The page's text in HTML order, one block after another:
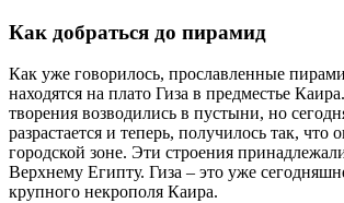
Как добраться до пирамид
Как уже говорилось, прославленные
находятся на плато Гиза в предместье
творения возводились в пустыни, но
разрастается и теперь, получилось так,
городской зоне. Эти строения
Верхнему Египту. Гиза – это уже
крупного некрополя Каира.